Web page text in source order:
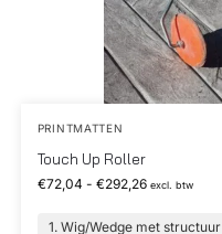
PRINTMATTEN
Touch Up Roller
€72,04 - €292,26 excl. btw
1. Wig/Wedge met structuur